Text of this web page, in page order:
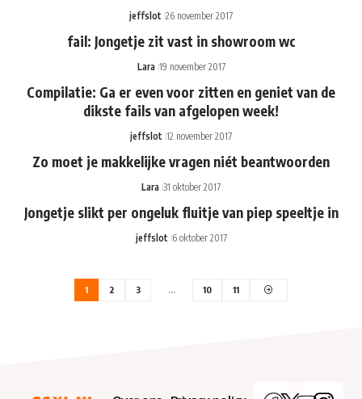
jeffslot 26 november 2017
fail: Jongetje zit vast in showroom wc
Lara 19 november 2017
Compilatie: Ga er even voor zitten en geniet van de
dikste fails van afgelopen week!
jeffslot 12 november 2017
Zo moet je makkelijke vragen niét beantwoorden
Lara 31 oktober 2017
Jongetje slikt per ongeluk fluitje van piep speeltje in
jeffslot 6 oktober 2017
1 2 3 … 10 11